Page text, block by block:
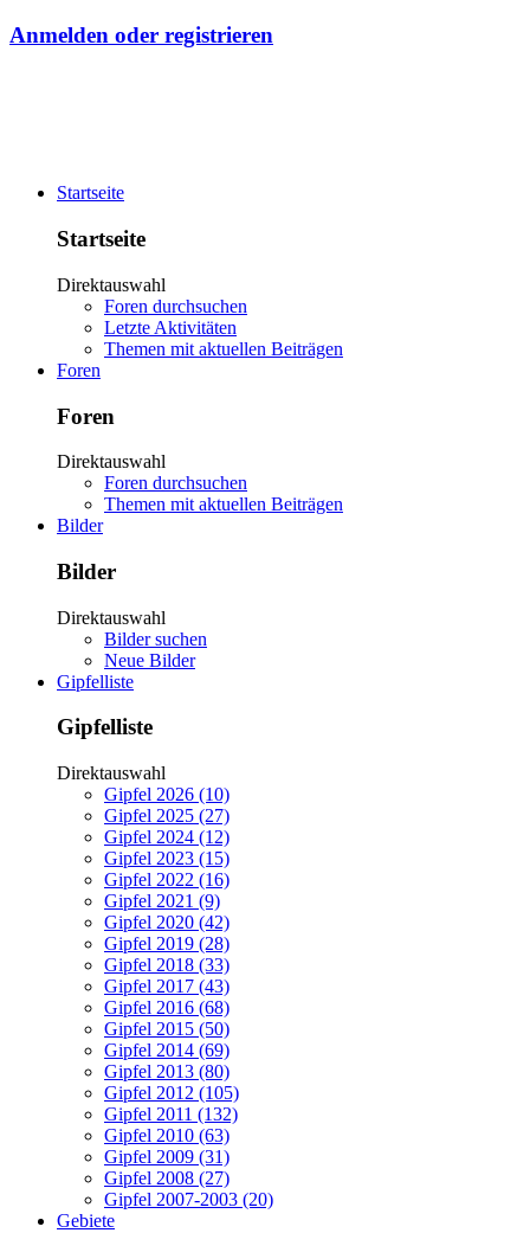
Anmelden oder registrieren
Startseite
Startseite
Direktauswahl
Foren durchsuchen
Letzte Aktivitäten
Themen mit aktuellen Beiträgen
Foren
Foren
Direktauswahl
Foren durchsuchen
Themen mit aktuellen Beiträgen
Bilder
Bilder
Direktauswahl
Bilder suchen
Neue Bilder
Gipfelliste
Gipfelliste
Direktauswahl
Gipfel 2026 (10)
Gipfel 2025 (27)
Gipfel 2024 (12)
Gipfel 2023 (15)
Gipfel 2022 (16)
Gipfel 2021 (9)
Gipfel 2020 (42)
Gipfel 2019 (28)
Gipfel 2018 (33)
Gipfel 2017 (43)
Gipfel 2016 (68)
Gipfel 2015 (50)
Gipfel 2014 (69)
Gipfel 2013 (80)
Gipfel 2012 (105)
Gipfel 2011 (132)
Gipfel 2010 (63)
Gipfel 2009 (31)
Gipfel 2008 (27)
Gipfel 2007-2003 (20)
Gebiete